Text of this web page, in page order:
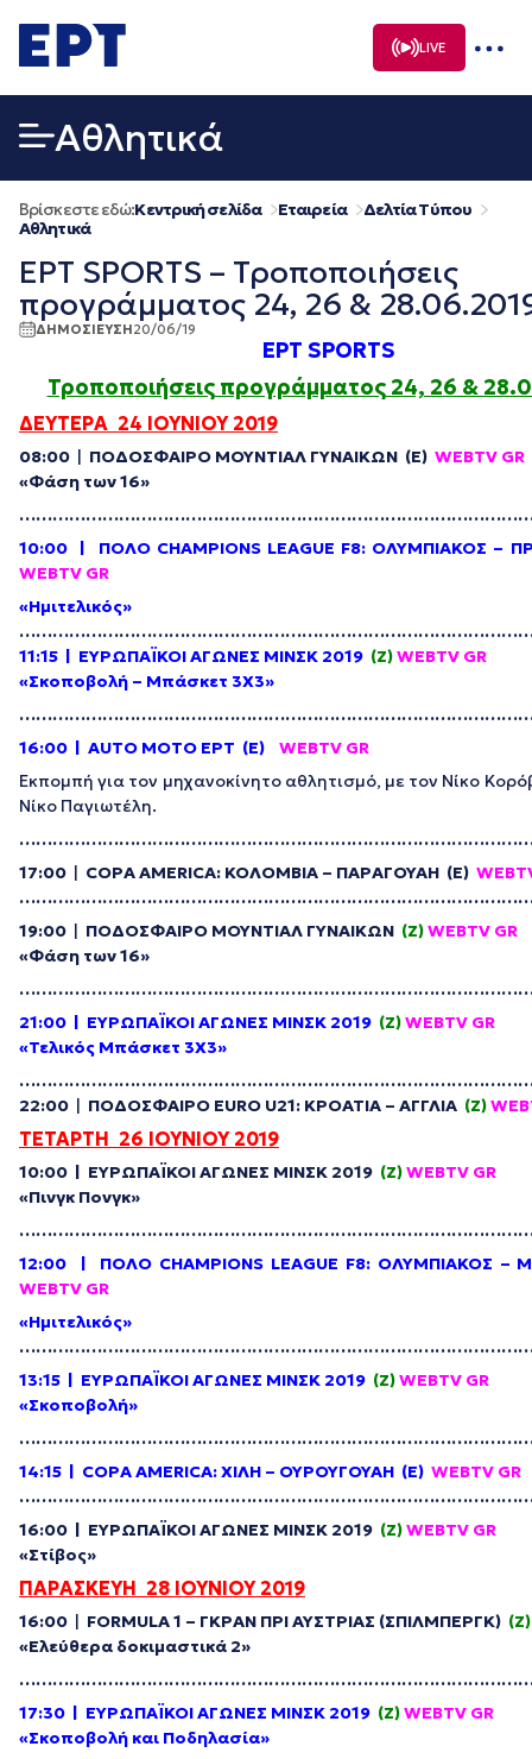
σε
περιεχόμενο
LIVE
Αθλητικά
Βρίσκεστε εδώ:Κεντρική σελίδα Εταιρεία
Δελτία Τύπου
Αθλητικά
ΕΡΤ SPORTS – Τροποποιήσεις
προγράμματος 24, 26 &
ΔΗΜΟΣΙΕΥΣΗ20/06/19
ΕΡΤ SPORTS
Τροποποιήσεις προγράμματος 24, 26 &
ΔΕΥΤΕΡΑ 24 ΙΟΥΝΙΟΥ 2019
08:00 | ΠΟΔΟΣΦΑΙΡΟ ΜΟΥΝΤΙΑΛ ΓΥΝΑΙΚΩΝ (E) WEBTV GR
«Φάση των 16»
10:00 | ΠΟΛΟ CHAMPIONS LEAGUE F8: ΟΛΥΜΠΙΑΚΟΣ –
WEBTV GR
«Ημιτελικός»
11:15 | ΕΥΡΩΠΑΪΚΟΙ ΑΓΩΝΕΣ ΜΙΝΣΚ 2019 (Z)WEBTV GR
«Σκοποβολή – Μπάσκετ 3Χ3»
16:00 | AUTO MOTO EΡΤ (E)
WEBTV GR
Εκπομπή για τον μηχανοκίνητο αθλητισμό, με τον Νίκο
Νίκο Παγιωτέλη.
17:00 | COPA AMERICA: ΚΟΛΟΜΒΙΑ – ΠΑΡΑΓΟΥΑΗ (E)
19:00 | ΠΟΔΟΣΦΑΙΡΟ ΜΟΥΝΤΙΑΛ ΓΥΝΑΙΚΩΝ (Z)WEBTV GR
«Φάση των 16»
21:00 | ΕΥΡΩΠΑΪΚΟΙ ΑΓΩΝΕΣ ΜΙΝΣΚ 2019 (Z)WEBTV GR
«Τελικός Μπάσκετ 3Χ3»
22:00 | ΠΟΔΟΣΦΑΙΡΟ EURO U21: ΚΡΟΑΤΙΑ – ΑΓΓΛΙΑ (Z)
ΤΕΤΑΡΤΗ 26 ΙΟΥΝΙΟΥ 2019
10:00 | ΕΥΡΩΠΑΪΚΟΙ ΑΓΩΝΕΣ ΜΙΝΣΚ 2019 (Z)WEBTV GR
«Πινγκ Πονγκ»
12:00 | ΠΟΛΟ CHAMPIONS LEAGUE F8: ΟΛΥΜΠΙΑΚΟΣ –
WEBTV GR
«Ημιτελικός»
13:15 | ΕΥΡΩΠΑΪΚΟΙ ΑΓΩΝΕΣ ΜΙΝΣΚ 2019 (Z)WEBTV GR
«Σκοποβολή»
14:15 | COPA AMERICA: ΧΙΛΗ – ΟΥΡΟΥΓΟΥΑΗ (E) WEBTV GR
16:00 | ΕΥΡΩΠΑΪΚΟΙ ΑΓΩΝΕΣ ΜΙΝΣΚ 2019 (Z)WEBTV GR
«Στίβος»
ΠΑΡΑΣΚΕΥΗ 28 ΙΟΥΝΙΟΥ 2019
16:00 | FORMULA 1 – ΓΚΡΑΝ ΠΡΙ ΑΥΣΤΡΙΑΣ (ΣΠΙΛΜΠΕΡΓΚ) (Z)
«Ελεύθερα δοκιμαστικά 2»
17:30 | ΕΥΡΩΠΑΪΚΟΙ ΑΓΩΝΕΣ ΜΙΝΣΚ 2019 (Z)WEBTV GR
«Σκοποβολή και Ποδηλασία»